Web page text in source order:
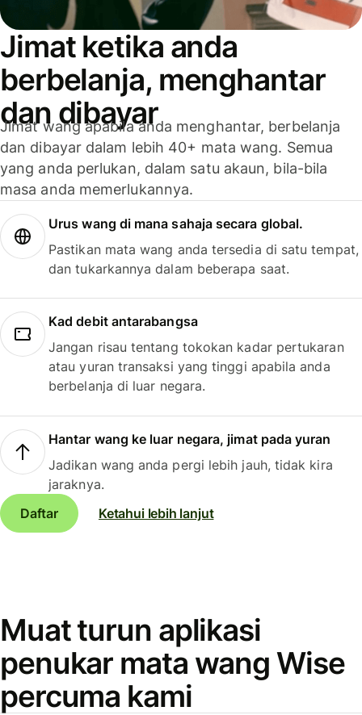
Jimat ketika anda
berbelanja, menghantar
dan dibayar
Jimat wang apabila anda menghantar, berbelanja
dan dibayar dalam lebih 40+ mata wang. Semua
yang anda perlukan, dalam satu akaun, bila-bila
masa anda memerlukannya.
Urus wang di mana sahaja secara global.
Pastikan mata wang anda tersedia di satu tempat,
dan tukarkannya dalam beberapa saat.
Kad debit antarabangsa
Jangan risau tentang tokokan kadar pertukaran
atau yuran transaksi yang tinggi apabila anda
berbelanja di luar negara.
Hantar wang ke luar negara, jimat pada yuran
Jadikan wang anda pergi lebih jauh, tidak kira
jaraknya.
Daftar
Ketahui lebih lanjut
Muat turun aplikasi
penukar mata wang Wise
percuma kami